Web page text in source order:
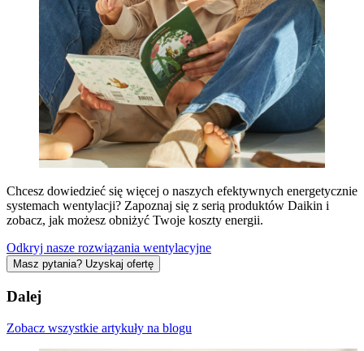
Chcesz dowiedzieć się więcej o naszych efektywnych energetycznie
systemach wentylacji? Zapoznaj się z serią produktów Daikin i
zobacz, jak możesz obniżyć Twoje koszty energii.
Odkryj nasze rozwiązania wentylacyjne
Masz pytania? Uzyskaj ofertę
Dalej
Zobacz wszystkie artykuły na blogu